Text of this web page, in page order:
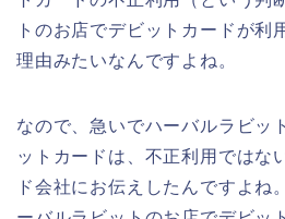
トのお店でデビットカードが利
理由みたいなんですよね。
なので、急いでハーバルラビッ
ットカードは、不正利用ではな
ド会社にお伝えしたんですよね